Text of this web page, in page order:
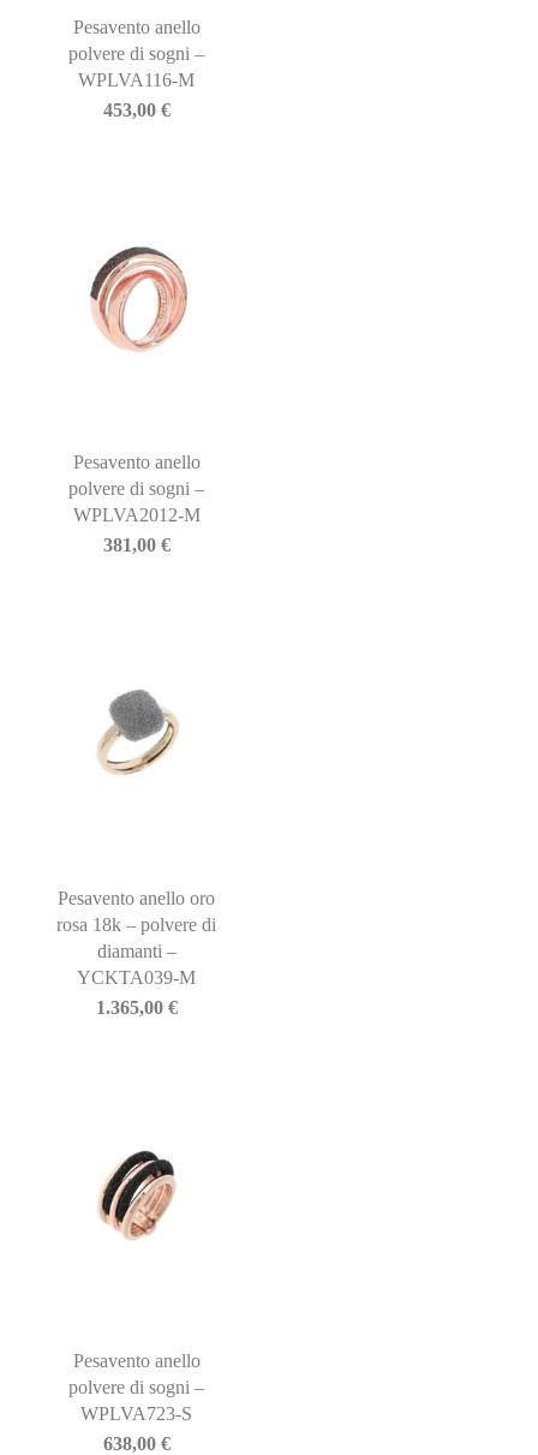
Pesavento anello
polvere di sogni –
WPLVA116-M
453,00 €
Pesavento anello
polvere di sogni –
WPLVA2012-M
381,00 €
Pesavento anello oro
rosa 18k – polvere di
diamanti –
YCKTA039-M
1.365,00 €
Pesavento anello
polvere di sogni –
WPLVA723-S
638,00 €